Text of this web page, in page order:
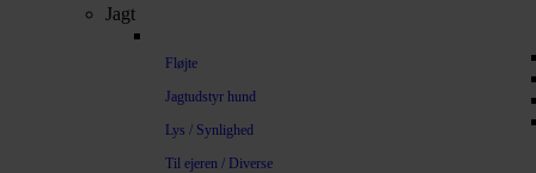
Jagt
Fløjte
Jagtudstyr hund
Lys / Synlighed
Til ejeren / Diverse